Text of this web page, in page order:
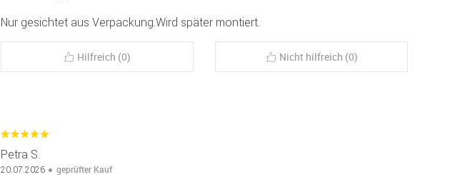
Nur gesichtet aus Verpackung.Wird später montiert.
Hilfreich (0) Nicht hilfreich (0)
Petra S.
20.07.2026 geprüfter Kauf